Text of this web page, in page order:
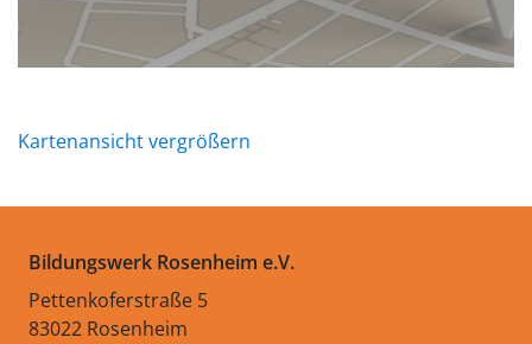
Kartenansicht vergrößern
Bildungswerk Rosenheim e.V.
Pettenkoferstraße 5
83022 Rosenheim